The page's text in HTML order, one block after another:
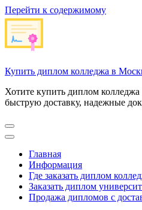
Перейти к содержимому
Купить диплом колледжа в
Хотите купить диплом
быструю доставку, надежные
Главная
Информация
Где заказать диплом
Заказать диплом
Продажа дипломов с